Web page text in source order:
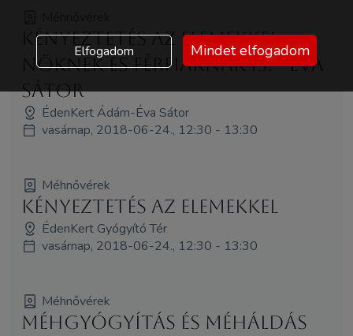
Kényeztetés az elemekkel -
nőknek és férfiaknak is! - Éva
Sátor
ÉdenKert Ádám-Éva Sátor
vasárnap, 2018-06-24., 12:30 - 13:30
Méhnővérek
Kényeztetés az elemekkel
ÉdenKert Gyógyító Tér
vasárnap, 2018-06-24., 12:30 - 13:30
Méhnővérek
Méhgyógyítás és MéhÁldás
Elfogadom Mindet elfogadom